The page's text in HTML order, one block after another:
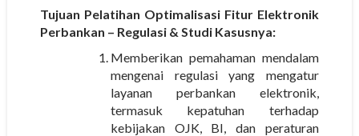
Tujuan Pelatihan Optimalisasi Fitur Elektronik
Perbankan – Regulasi & Studi Kasusnya:
Memberikan pemahaman mendalam
mengenai regulasi yang mengatur
layanan perbankan elektronik,
termasuk kepatuhan terhadap
kebijakan OJK, BI, dan peraturan